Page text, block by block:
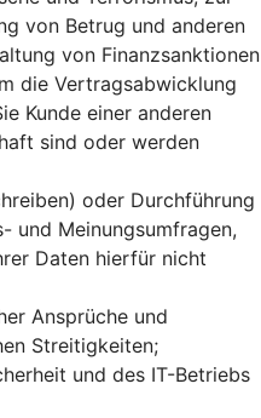
von Betrug und anderen
von Finanzsanktionen
die Vertragsabwicklung
Kunde einer anderen
sind oder werden
oder Durchführung
und Meinungsumfragen,
Daten hierfür nicht
Ansprüche und
Streitigkeiten;
und des IT-Betriebs